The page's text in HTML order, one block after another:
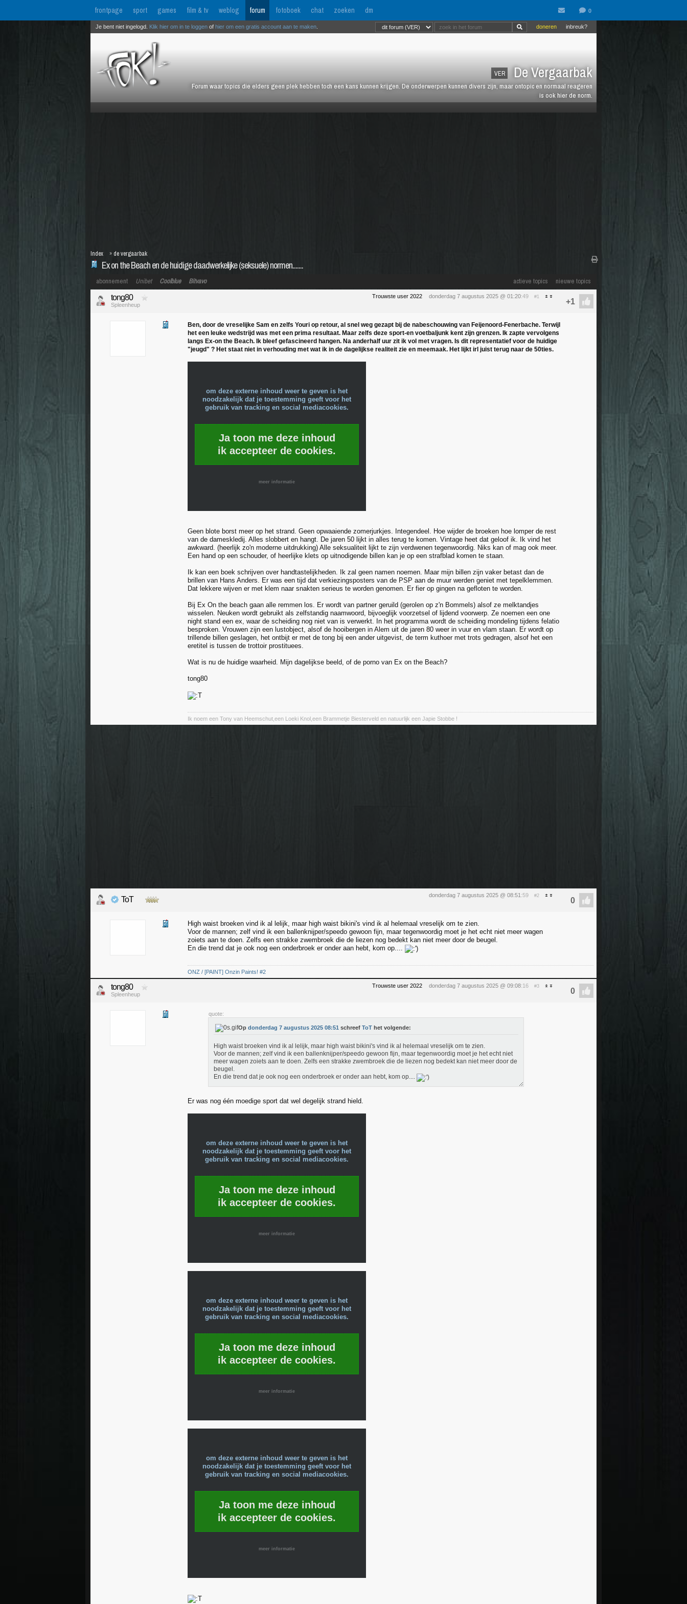
frontpage sport games film & tv weblog forum fotoboek chat zoeken dm
VER De Vergaarbak
Forum waar topics die elders geen plek hebben toch een kans kunnen krijgen. De onderwerpen kunnen divers zijn, maar ontopic en normaal reageren
is ook hier de norm.
inbreuk?
doneren
Je bent niet ingelogd. Klik hier om in te loggen of hier om een gratis account aan te maken
Ex on the Beach en de huidige daadwerkelijke (seksuele) normen.......
Index » de vergaarbak
actieve topics nieuwe topics
abonnement Unibet Coolblue Bitvavo
Trouwste user 2022 donderdag 7 augustus 2025 @ 01:20:49 #1
tong80
Spleenheup
Ben, door de vreselijke Sam en zelfs Youri op retour, al snel weg gezapt bij de nabeschouwing van Feijenoord-Fenerbache. Terwijl
het een leuke wedstrijd was met een prima resultaat. Maar zelfs deze sport-en voetbaljunk kent zijn grenzen. Ik zapte vervolgens
langs Ex-on the Beach. Ik bleef gefascineerd hangen. Na anderhalf uur zit ik vol met vragen. Is dit representatief voor de huidige
"jeugd" ? Het staat niet in verhouding met wat ik in de dagelijkse realiteit zie en meemaak. Het lijkt irl juist terug naar de 50ties.
om deze externe inhoud weer te geven is het
noodzakelijk dat je toestemming geeft voor het
gebruik van tracking en social mediacookies.
Ja toon me deze inhoud
ik accepteer de cookies.
meer informatie
Geen blote borst meer op het strand. Geen opwaaiende zomerjurkjes. Integendeel. Hoe wijder de broeken hoe lomper de rest
van de dameskledij. Alles slobbert en hangt. De jaren 50 lijkt in alles terug te komen. Vintage heet dat geloof ik. Ik vind het
awkward. (heerlijk zo'n moderne uitdrukking) Alle seksualiteit lijkt te zijn verdwenen tegenwoordig. Niks kan of mag ook meer.
Een hand op een schouder, of heerlijke klets op uitnodigende billen kan je op een strafblad komen te staan.
Ik kan een boek schrijven over handtastelijkheden. Ik zal geen namen noemen. Maar mijn billen zijn vaker betast dan de
brillen van Hans Anders. Er was een tijd dat verkiezingsposters van de PSP aan de muur werden geniet met tepelklemmen.
Dat lekkere wijven er met klem naar snakten serieus te worden genomen. Er fier op gingen na gefloten te worden.
Bij Ex On the beach gaan alle remmen los. Er wordt van partner geruild (gerolen op z'n Bommels) alsof ze melktandjes
wisselen. Neuken wordt gebruikt als zelfstandig naamwoord, bijvoeglijk voorzetsel of lijdend voorwerp. Ze noemen een one
night stand een ex, waar de scheiding nog niet van is verwerkt. In het programma wordt de scheiding mondeling tijdens felatio
besproken. Vrouwen zijn een lustobject, alsof de hooibergen in Alem uit de jaren 80 weer in vuur en vlam staan. Er wordt op
trillende billen geslagen, het ontbijt er met de tong bij een ander uitgevist, de term kuthoer met trots gedragen, alsof het een
eretitel is tussen de trottoir prostituees.
Wat is nu de huidige waarheid. Mijn dagelijkse beeld, of de porno van Ex on the Beach?
tong80
Ik noem een Tony van Heemschut,een Loeki Knol,een Brammetje Biesterveld en natuurlijk een Japie Stobbe !
donderdag 7 augustus 2025 @ 08:51 :59 #2
ToT
High waist broeken vind ik al lelijk, maar high waist bikini's vind ik al helemaal vreselijk om te zien.
Voor de mannen; zelf vind ik een ballenknijper/speedo gewoon fijn, maar tegenwoordig moet je het echt niet meer wagen
zoiets aan te doen. Zelfs een strakke zwembroek die de liezen nog bedekt kan niet meer door de beugel.
En die trend dat je ook nog een onderbroek er onder aan hebt, kom op....
ONZ / [PAINT] Onzin Paints! #2
Trouwste user 2022 donderdag 7 augustus 2025 @ 09:08:16 #3
tong80
Spleenheup
quote:
Op donderdag 7 augustus 2025 08:51 schreef ToT het volgende:
High waist broeken vind ik al lelijk, maar high waist bikini's vind ik al helemaal vreselijk om te zien.
Voor de mannen; zelf vind ik een ballenknijper/speedo gewoon fijn, maar tegenwoordig moet je het echt niet
meer wagen zoiets aan te doen. Zelfs een strakke zwembroek die de liezen nog bedekt kan niet meer door de
beugel.
En die trend dat je ook nog een onderbroek er onder aan hebt, kom op....
Er was nog één moedige sport dat wel degelijk strand hield.
om deze externe inhoud weer te geven is het
noodzakelijk dat je toestemming geeft voor het
gebruik van tracking en social mediacookies.
Ja toon me deze inhoud
ik accepteer de cookies.
meer informatie
om deze externe inhoud weer te geven is het
noodzakelijk dat je toestemming geeft voor het
gebruik van tracking en social mediacookies.
Ja toon me deze inhoud
ik accepteer de cookies.
meer informatie
om deze externe inhoud weer te geven is het
noodzakelijk dat je toestemming geeft voor het
gebruik van tracking en social mediacookies.
Ja toon me deze inhoud
ik accepteer de cookies.
meer informatie